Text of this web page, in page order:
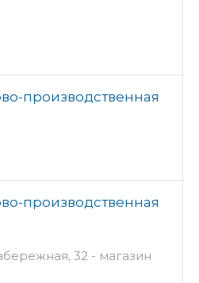
производственная
производственная
32 - магазин